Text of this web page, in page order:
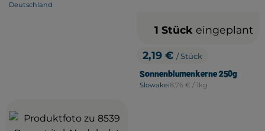
, Herkunft:
Deutschland
, Preis:
2,19 €/ Stück
Sonnenblumenkerne 250g
, Herkunft:
Slowakei, Referenzpreis:
8,76 €/ 1kg
1 Stück eingeplant
.